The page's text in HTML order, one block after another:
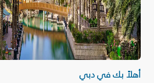
أهلاً بك في دبي